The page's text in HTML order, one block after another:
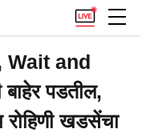
Wait and
पडतील,
रोहिणी खडसेंचा